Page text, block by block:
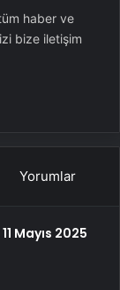
haber ve
bize iletişim
Yorumlar
Mayıs 2025